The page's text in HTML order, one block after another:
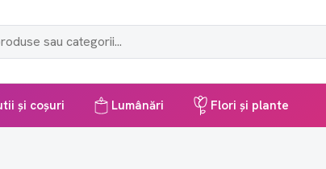
și coșuri Lumânări Flori și plante